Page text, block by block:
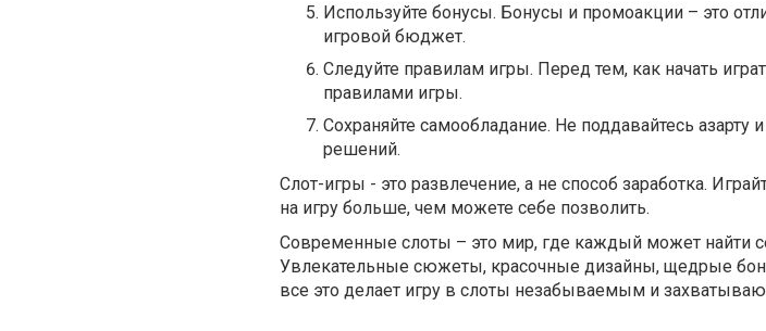
Используйте бонусы. Бонусы и промоакции – это
игровой бюджет.
Следуйте правилам игры. Перед тем, как начать
правилами игры.
Сохраняйте самообладание. Не поддавайтесь
решений.
Слот-игры - это развлечение, а не способ заработка.
на игру больше, чем можете себе позволить.
Современные слоты – это мир, где каждый может найти
Увлекательные сюжеты, красочные дизайны, щедрые
все это делает игру в слоты незабываемым и